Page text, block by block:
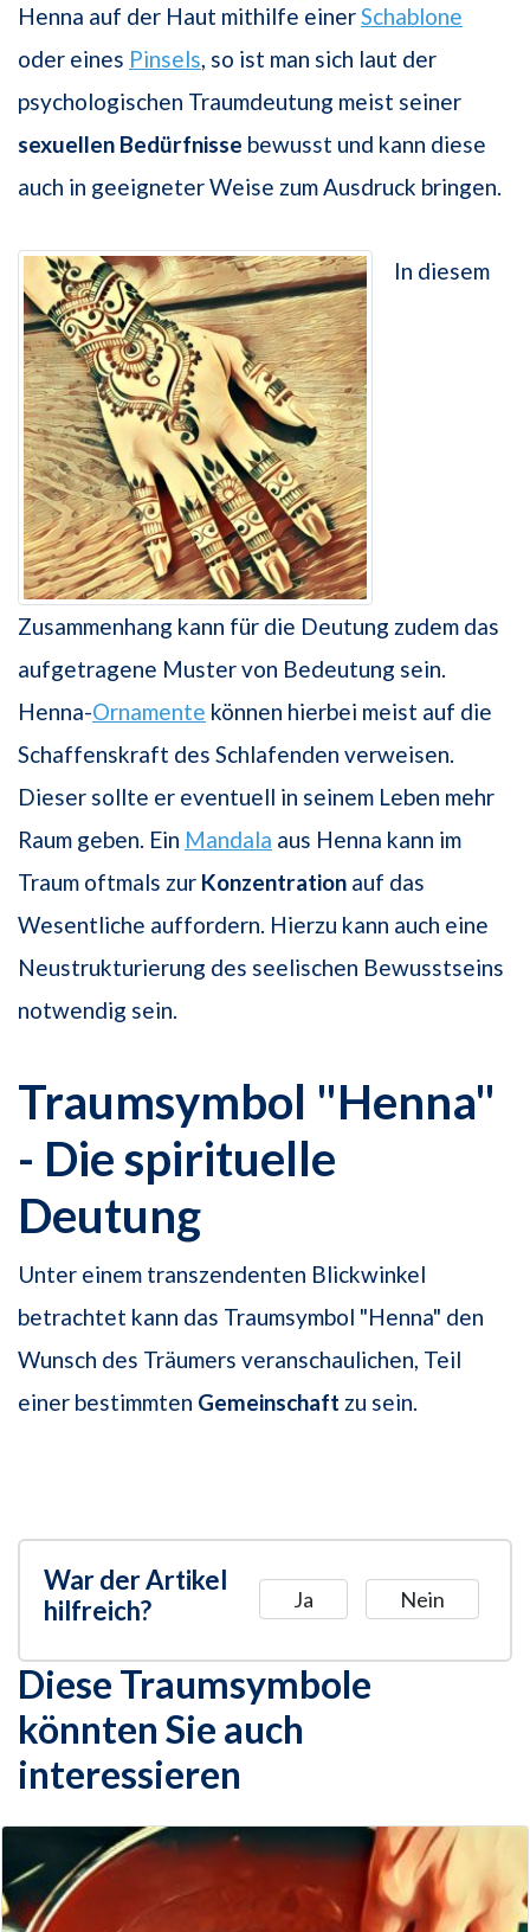
Henna auf der Haut mithilfe einerSchablone
oder eines Pinsels , so ist man sich laut der
psychologischen Traumdeutung meist seiner
sexuellen Bedürfnisse bewusst und kann diese
auch in geeigneter Weise zum Ausdruck bringen.
In diesem
Zusammenhang kann für die Deutung zudem das
aufgetragene Muster von Bedeutung sein.
Henna-Ornamente können hierbei meist auf die
Schaffenskraft des Schlafenden verweisen.
Dieser sollte er eventuell in seinem Leben mehr
Raum geben. Ein Mandala aus Henna kann im
Traum oftmals zur Konzentration auf das
Wesentliche auffordern. Hierzu kann auch eine
Neustrukturierung des seelischen Bewusstseins
notwendig sein.
Traumsymbol "Henna"
- Die spirituelle
Deutung
Unter einem transzendenten Blickwinkel
betrachtet kann das Traumsymbol "Henna" den
Wunsch des Träumers veranschaulichen, Teil
einer bestimmten Gemeinschaft zu sein.
War der Artikel
hilfreich?
Ja Nein
Diese Traumsymbole
könnten Sie auch
interessieren